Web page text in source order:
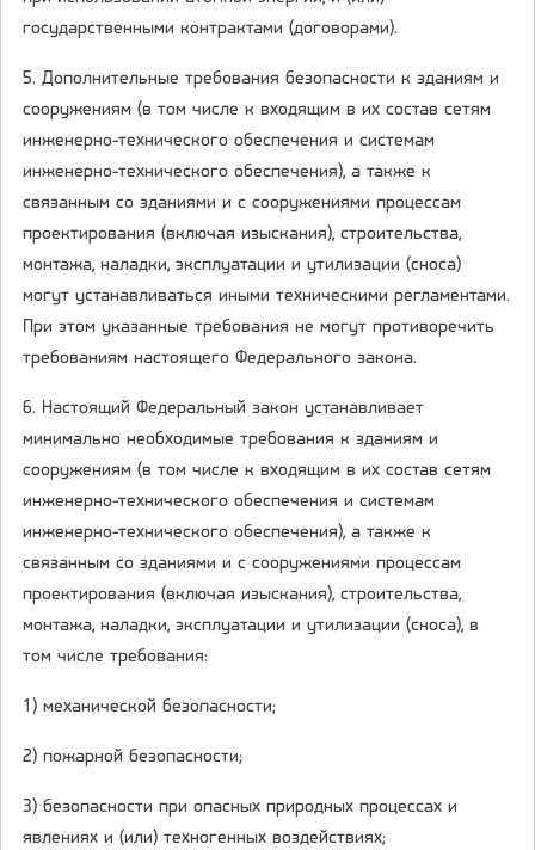
государственными контрактами (договорами).
5. Дополнительные требования безопасности к зданиям и
сооружениям (в том числе к входящим в их состав сетям
инженерно-технического обеспечения и системам
инженерно-технического обеспечения), а также к
связанным со зданиями и с сооружениями процессам
проектирования (включая изыскания), строительства,
монтажа, наладки, эксплуатации и утилизации (сноса)
могут устанавливаться иными техническими регламентами.
При этом указанные требования не могут противоречить
требованиям настоящего Федерального закона.
6. Настоящий Федеральный закон устанавливает
минимально необходимые требования к зданиям и
сооружениям (в том числе к входящим в их состав сетям
инженерно-технического обеспечения и системам
инженерно-технического обеспечения), а также к
связанным со зданиями и с сооружениями процессам
проектирования (включая изыскания), строительства,
монтажа, наладки, эксплуатации и утилизации (сноса), в
том числе требования:
1) механической безопасности;
2) пожарной безопасности;
3) безопасности при опасных природных процессах и
явлениях и (или) техногенных воздействиях;